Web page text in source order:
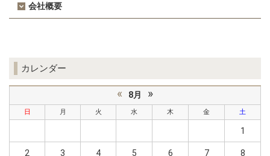
会社概要
カレンダー
« 8月 »
日 月 火 水 木 金 土
1
2 3 4 5 6 7 8